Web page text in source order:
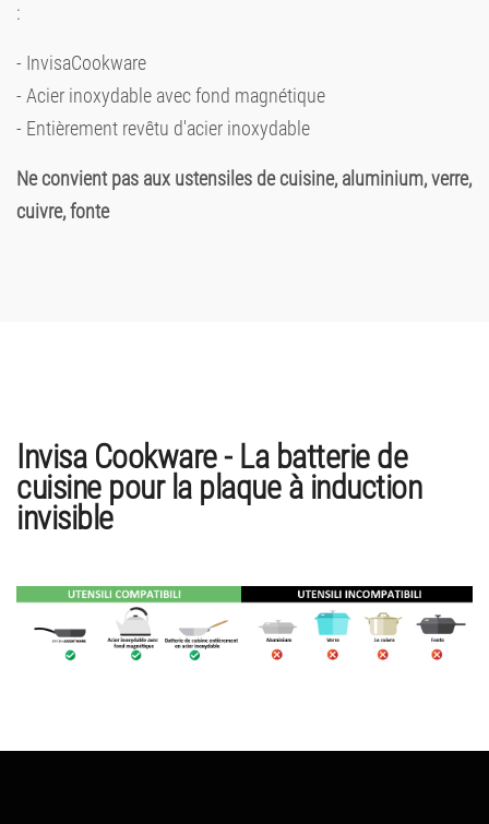
:
- InvisaCookware
- Acier inoxydable avec fond magnétique
- Entièrement revêtu d'acier inoxydable
Ne convient pas aux ustensiles de cuisine, aluminium, verre,
cuivre, fonte
Invisa Cookware - La batterie de
cuisine pour la plaque à induction
invisible